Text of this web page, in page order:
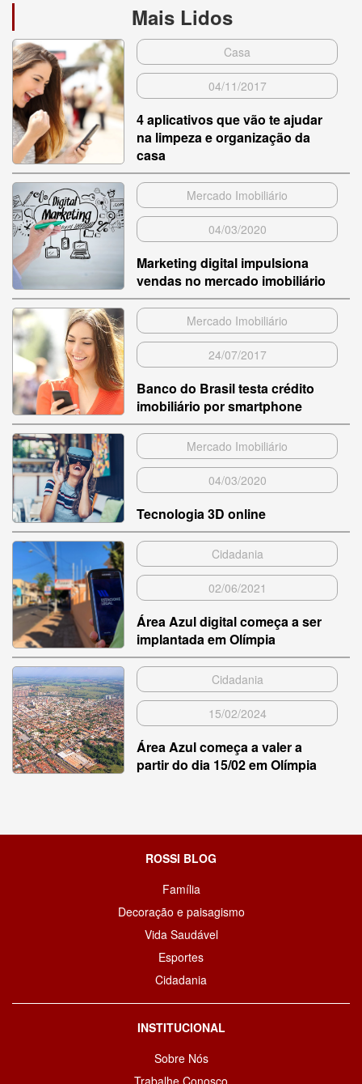
Mais Lidos
Casa
04/11/2017
4 aplicativos que vão te ajudar
na limpeza e organização da
casa
Mercado Imobiliário
04/03/2020
Marketing digital impulsiona
vendas no mercado imobiliário
Mercado Imobiliário
24/07/2017
Banco do Brasil testa crédito
imobiliário por smartphone
Mercado Imobiliário
04/03/2020
Tecnologia 3D online
Cidadania
02/06/2021
Área Azul digital começa a ser
implantada em Olímpia
Cidadania
15/02/2024
Área Azul começa a valer a
partir do dia 15/02 em Olímpia
ROSSI BLOG
Família
Decoração e paisagismo
Vida Saudável
Esportes
Cidadania
INSTITUCIONAL
Sobre Nós
Trabalhe Conosco